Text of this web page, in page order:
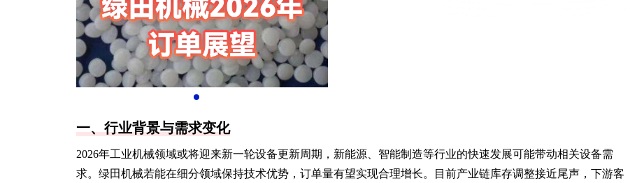
一、行业背景与需求变化
2026年工业机械领域或将迎来新一轮设备更新周期，新能源、智能制造等行业的快速发展可能带动相关设备需
求。绿田机械若能在细分领域保持技术优势，订单量有望实现合理增长。目前产业链库存调整接近尾声，下游客